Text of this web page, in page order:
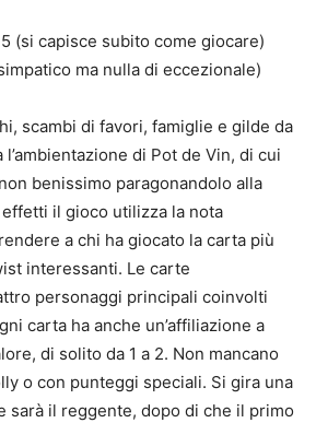
(si capisce subito come giocare)
ma nulla di eccezionale)
scambi di favori, famiglie e gilde da
di Pot de Vin, di cui
benissimo paragonandolo alla
il gioco utilizza la nota
a chi ha giocato la carta più
interessanti. Le carte
personaggi principali coinvolti
carta ha anche un’affiliazione a
di solito da 1 a 2. Non mancano
o con punteggi speciali. Si gira una
sarà il reggente, dopo di che il primo